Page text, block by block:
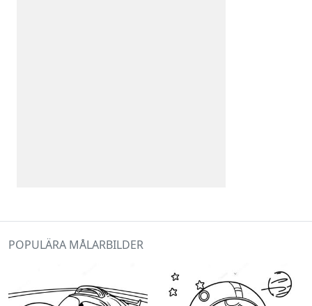
POPULÄRA MÅLARBILDER